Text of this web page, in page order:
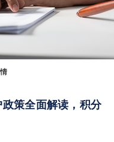
政策全面解读，积分